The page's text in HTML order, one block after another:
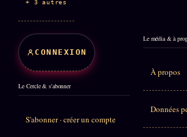
+ 3 autres
CONNEXION
Le Cercle & s'abonner
S'abonner · créer un compte
Le média & à
À propos
Données